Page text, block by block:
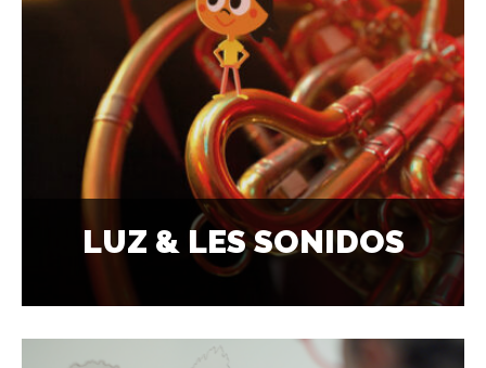
LUZ & LES SONIDOS